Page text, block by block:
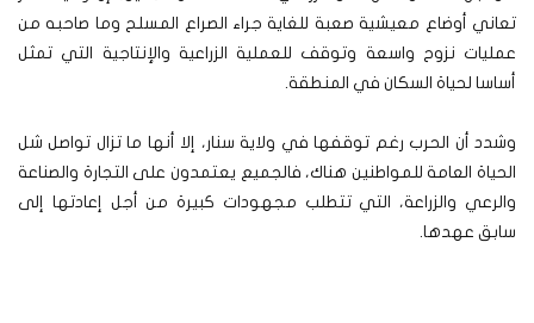
تعاني أوضاع معيشية صعبة للغاية جراء الصراع المسلح وما صاحبه من
عمليات نزوح واسعة وتوقف للعملية الزراعية والإنتاجية التي تمثل
أساسا لحياة السكان في المنطقة.
وشدد أن الحرب رغم توقفها في ولاية سنار، إلا أنها ما تزال تواصل شل
الحياة العامة للمواطنين هناك، فالجميع يعتمدون على التجارة والصناعة
والرعي والزراعة، التي تتطلب مجهودات كبيرة من أجل إعادتها إلى
سابق عهدها.